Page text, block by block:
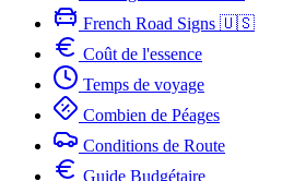
French Road Signs 🇺🇸
Coût de l'essence
Temps de voyage
Combien de Péages
Conditions de Route
Guide Budgétaire